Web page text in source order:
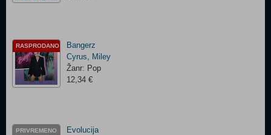
RASPRODANO
Bangerz
Cyrus, Miley
Žanr: Pop
12,34 €
PRIVREMENO
Evolucija